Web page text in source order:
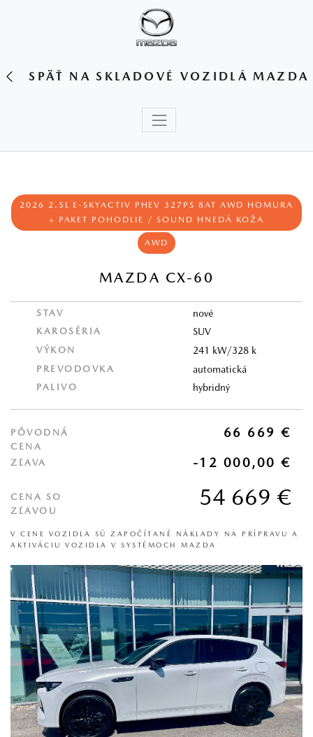
SPÄŤ NA SKLADOVÉ VOZIDLÁ MAZDA
2026 2.5L E-SKYACTIV PHEV 327PS 8AT AWD HOMURA
+ PAKET POHODLIE / SOUND HNEDÁ KOŽA
AWD
MAZDA CX-60
STAV nové
KAROSÉRIA SUV
VÝKON 241 kW/328 k
PREVODOVKA automatická
PALIVO hybridný
PÔVODNÁ
CENA
66 669 €
ZĽAVA -12 000,00 €
CENA SO
ZĽAVOU
54 669 €
V CENE VOZIDLA SÚ ZAPOČÍTANÉ NÁKLADY NA PRÍPRAVU A
AKTIVÁCIU VOZIDLA V SYSTÉMOCH MAZDA